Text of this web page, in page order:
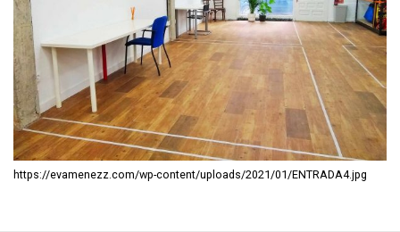
https://evamenezz.com/wp-content/uploads/2021/01/ENTRADA4.jpg